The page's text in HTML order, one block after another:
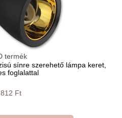
termék
sínre szerehető lámpa keret,
foglalattal
Ft